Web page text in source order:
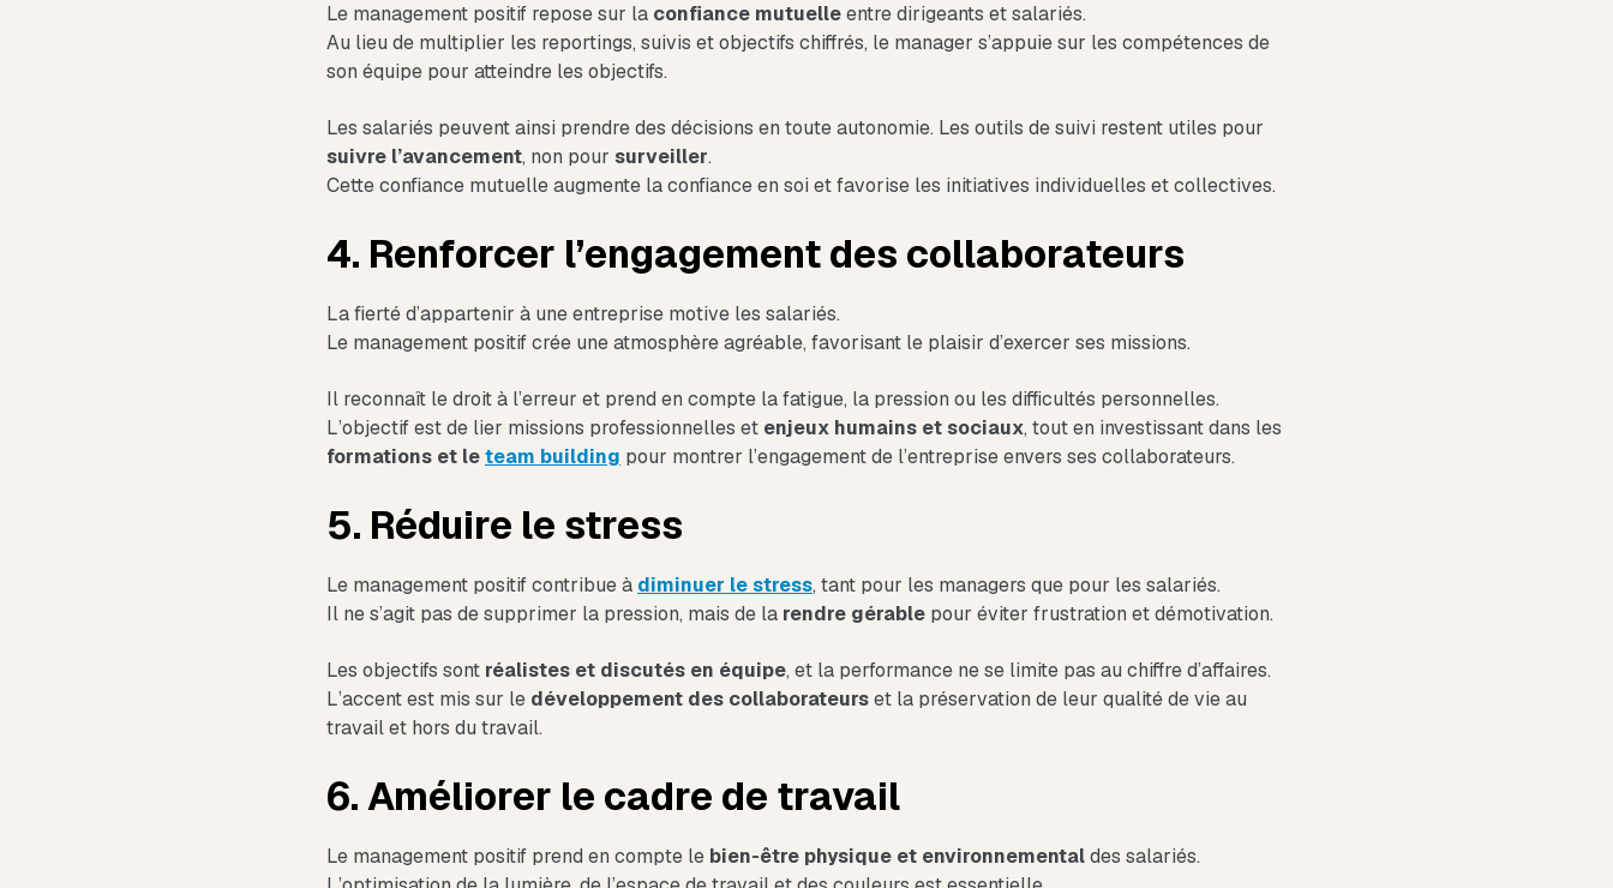
Le management positif repose sur la confiance mutuelleentre dirigeants et salariés.
Au lieu de multiplier les reportings, suivis et objectifs chiffrés, le manager s’appuie sur les compétences de
son équipe pour atteindre les objectifs.
Les salariés peuvent ainsi prendre des décisions en toute autonomie. Les outils de suivi restent utiles pour
suivre l’avancement, non pour surveiller.
Cette confiance mutuelle augmente la confiance en soi et favorise les initiatives individuelles et collectives.
4. Renforcer l’engagement des collaborateurs
La fierté d’appartenir à une entreprise motive les salariés.
Le management positif crée une atmosphère agréable, favorisant le plaisir d’exercer ses missions.
Il reconnaît le droit à l’erreur et prend en compte la fatigue, la pression ou les difficultés personnelles.
L’objectif est de lier missions professionnelles et enjeux humains et sociaux, tout en investissant dans les
formations et leteam building pour montrer l’engagement de l’entreprise envers ses collaborateurs.
5. Réduire le stress
Le management positif contribue à diminuer le stress, tant pour les managers que pour les salariés.
Il ne s’agit pas de supprimer la pression, mais de la rendre gérable pour éviter frustration et démotivation.
Les objectifs sont réalistes et discutés en équipe, et la performance ne se limite pas au chiffre d’affaires.
L’accent est mis sur le développement des collaborateurset la préservation de leur qualité de vie au
travail et hors du travail.
6. Améliorer le cadre de travail
Le management positif prend en compte le bien-être physique et environnementaldes salariés.